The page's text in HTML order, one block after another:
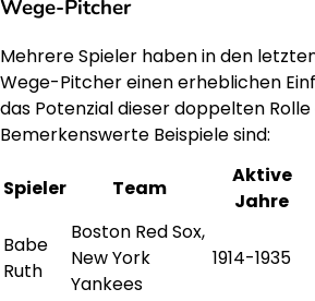
Wege-Pitcher
Mehrere Spieler haben in den
Wege-Pitcher einen erheblichen
das Potenzial dieser doppelten
Bemerkenswerte Beispiele sind:
Spieler Team
Aktive
Jahre
Babe
Ruth
Boston Red Sox,
New York
Yankees
1914-1935